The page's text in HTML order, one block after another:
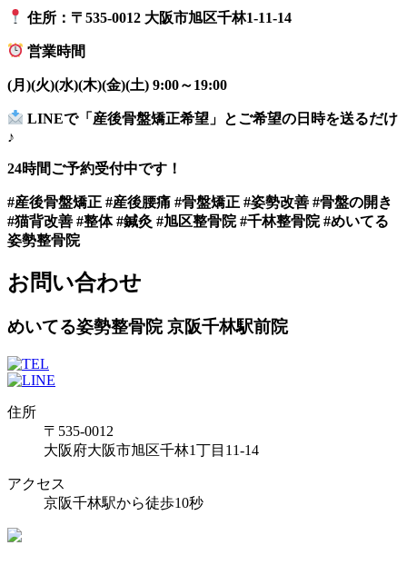
住所：〒535-0012 大阪市旭区千林1-11-14
営業時間
(月)(火)(水)(木)(金)(土) 9:00～19:00
LINEで「産後骨盤矯正希望」とご希望の日時を送るだけ
♪
24時間ご予約受付中です！
#産後骨盤矯正 #産後腰痛 #骨盤矯正 #姿勢改善 #骨盤の開き
#猫背改善 #整体 #鍼灸 #旭区整骨院 #千林整骨院 #めいてる
姿勢整骨院
お問い合わせ
めいてる姿勢整骨院 京阪千林駅前院
住所
〒535-0012
大阪府大阪市旭区千林1丁目11-14
アクセス
京阪千林駅から徒歩10秒